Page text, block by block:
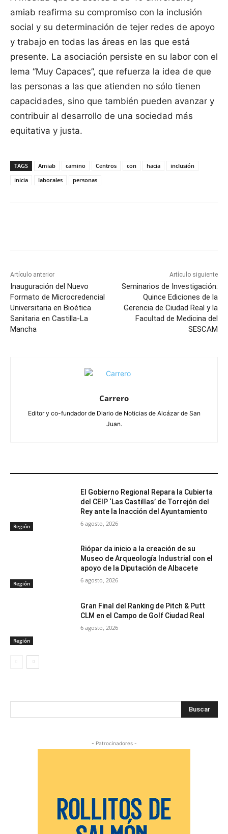
amiab reafirma su compromiso con la inclusión
social y su determinación de tejer redes de apoyo
y trabajo en todas las áreas en las que está
presente. La asociación persiste en su labor con el
lema “Muy Capaces”, que refuerza la idea de que
las personas a las que atienden no sólo tienen
capacidades, sino que también pueden avanzar y
contribuir al desarrollo de una sociedad más
equitativa y justa.
TAGS Amiab camino Centros con hacia
inclusión
inicia
laborales personas
Artículo anterior
Inauguración del Nuevo
Formato de Microcredencial
Universitaria en Bioética
Sanitaria en Castilla-La
Mancha
Artículo siguiente
Seminarios de Investigación:
Quince Ediciones de la
Gerencia de Ciudad Real y la
Facultad de Medicina del
SESCAM
Carrero
Editor y co-fundador de Diario de Noticias de Alcázar de San
Juan.
Región
El Gobierno Regional Repara la Cubierta
del CEIP ‘Las Castillas’ de Torrejón del
Rey ante la Inacción del Ayuntamiento
6 agosto, 2026
Región
Riópar da inicio a la creación de su
Museo de Arqueología Industrial con el
apoyo de la Diputación de Albacete
6 agosto, 2026
Región
Gran Final del Ranking de Pitch & Putt
CLM en el Campo de Golf Ciudad Real
6 agosto, 2026
Buscar
- Patrocinadores -